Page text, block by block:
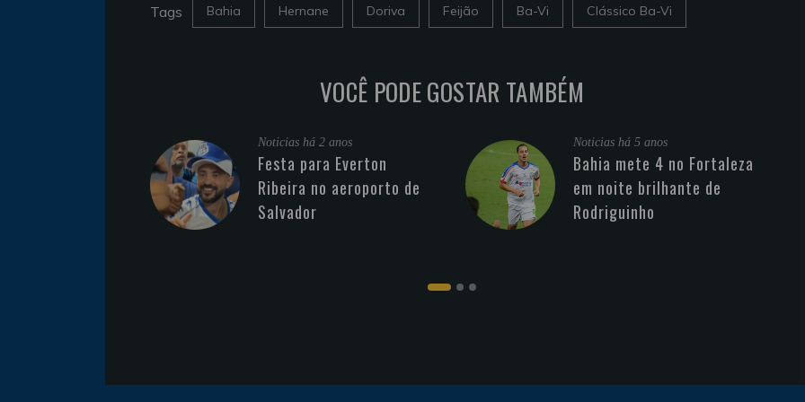
Tags Bahia Hernane Doriva Feijão Ba-Vi Clássico Ba-Vi
VOCÊ PODE GOSTAR TAMBÉM
Noticias há 2 anos
Festa para Everton
Ribeira no aeroporto de
Salvador
Noticias há 5 anos
Bahia mete 4 no Fortaleza
em noite brilhante de
Rodriguinho